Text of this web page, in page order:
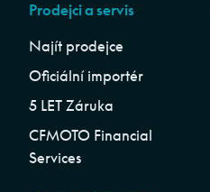
Prodejci a servis
Najít prodejce
Oficiální importér
5 LET Záruka
CFMOTO Financial
Services